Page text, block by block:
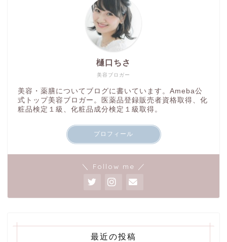
美容ブロガー
樋口ちさ
美容・薬膳についてブログに書いています。Ameba公
式トップ美容ブロガー。医薬品登録販売者資格取得、化
粧品検定１級、化粧品成分検定１級取得。
プロフィール
＼ Follow me ／
最近の投稿